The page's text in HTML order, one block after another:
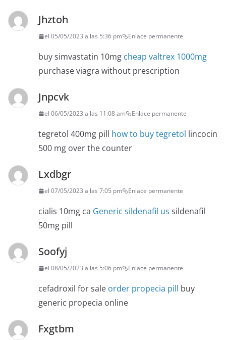
Jhztoh
el 05/05/2023 a las 5:36 pm Enlace permanente
buy simvastatin 10mg cheap valtrex 1000mg
purchase viagra without prescription
Jnpcvk
el 06/05/2023 a las 11:08 am Enlace permanente
tegretol 400mg pill how to buy tegretol lincocin
500 mg over the counter
Lxdbgr
el 07/05/2023 a las 7:05 pm Enlace permanente
cialis 10mg ca Generic sildenafil us sildenafil
50mg pill
Soofyj
el 08/05/2023 a las 5:06 pm Enlace permanente
cefadroxil for sale order propecia pill buy
generic propecia online
Fxgtbm